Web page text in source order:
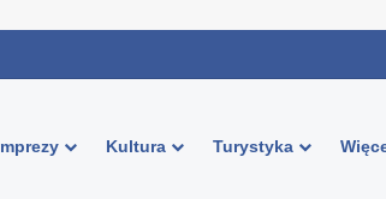
Kultura Turystyka